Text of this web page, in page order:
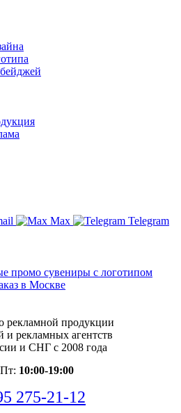
Max
Telegram
рекламной продукции
и рекламных агентств
и СНГ с 2008 года
10:00-19:00
275-21-12